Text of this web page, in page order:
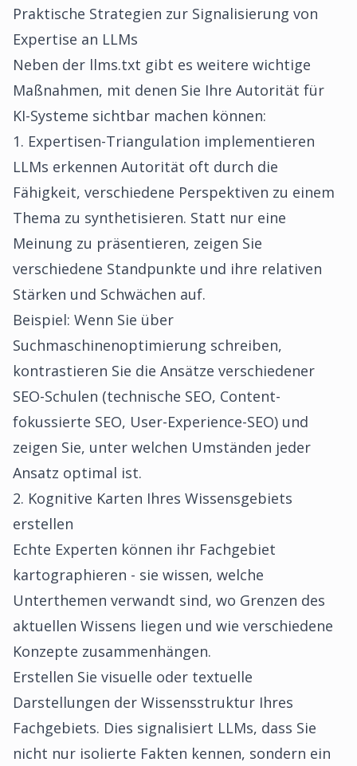
Praktische Strategien zur Signalisierung von
Expertise an LLMs
Neben der llms.txt gibt es weitere wichtige
Maßnahmen, mit denen Sie Ihre Autorität für
KI-Systeme sichtbar machen können:
1. Expertisen-Triangulation implementieren
LLMs erkennen Autorität oft durch die
Fähigkeit, verschiedene Perspektiven zu einem
Thema zu synthetisieren. Statt nur eine
Meinung zu präsentieren, zeigen Sie
verschiedene Standpunkte und ihre relativen
Stärken und Schwächen auf.
Beispiel: Wenn Sie über
Suchmaschinenoptimierung schreiben,
kontrastieren Sie die Ansätze verschiedener
SEO-Schulen (technische SEO, Content-
fokussierte SEO, User-Experience-SEO) und
zeigen Sie, unter welchen Umständen jeder
Ansatz optimal ist.
2. Kognitive Karten Ihres Wissensgebiets
erstellen
Echte Experten können ihr Fachgebiet
kartographieren - sie wissen, welche
Unterthemen verwandt sind, wo Grenzen des
aktuellen Wissens liegen und wie verschiedene
Konzepte zusammenhängen.
Erstellen Sie visuelle oder textuelle
Darstellungen der Wissensstruktur Ihres
Fachgebiets. Dies signalisiert LLMs, dass Sie
nicht nur isolierte Fakten kennen, sondern ein